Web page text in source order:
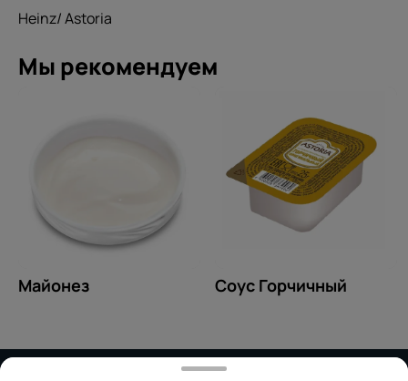
Heinz/ Astoria
Мы рекомендуем
Майонез Соус Горчичный